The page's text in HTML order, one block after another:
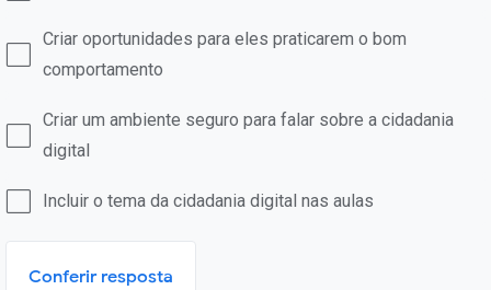
Criar oportunidades para eles praticarem o bom
comportamento
Criar um ambiente seguro para falar sobre a cidadania
digital
Incluir o tema da cidadania digital nas aulas
Conferir resposta